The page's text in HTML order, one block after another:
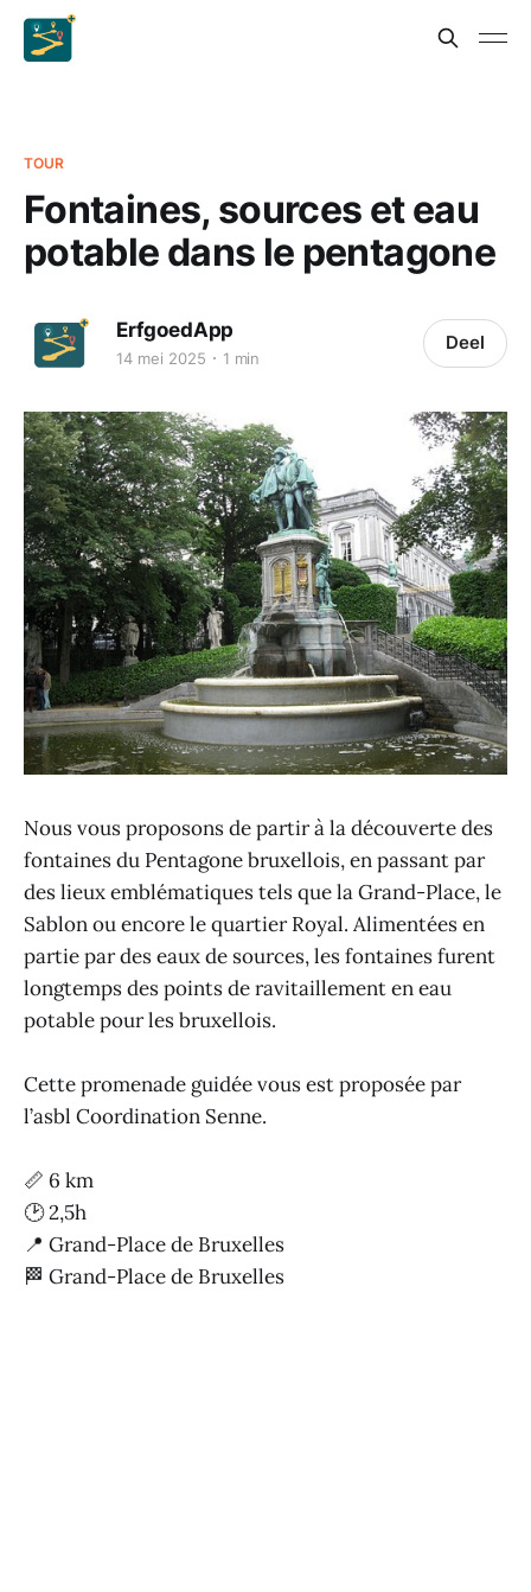
TOUR
Fontaines, sources et eau
potable dans le pentagone
ErfgoedApp
14 mei 2025 1 min
Deel
Nous vous proposons de partir à la découverte des
fontaines du Pentagone bruxellois, en passant par
des lieux emblématiques tels que la Grand-Place, le
Sablon ou encore le quartier Royal. Alimentées en
partie par des eaux de sources, les fontaines furent
longtemps des points de ravitaillement en eau
potable pour les bruxellois.
Cette promenade guidée vous est proposée par
l’asbl Coordination Senne.
📏 6 km
🕑 2,5h
📍 Grand-Place de Bruxelles
🏁 Grand-Place de Bruxelles